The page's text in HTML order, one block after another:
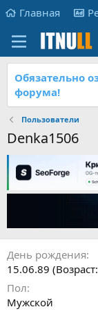
Главная
Обязательно
форума!
Пользователи
Denka1506
День рождения
15.06.89
Пол
Мужской